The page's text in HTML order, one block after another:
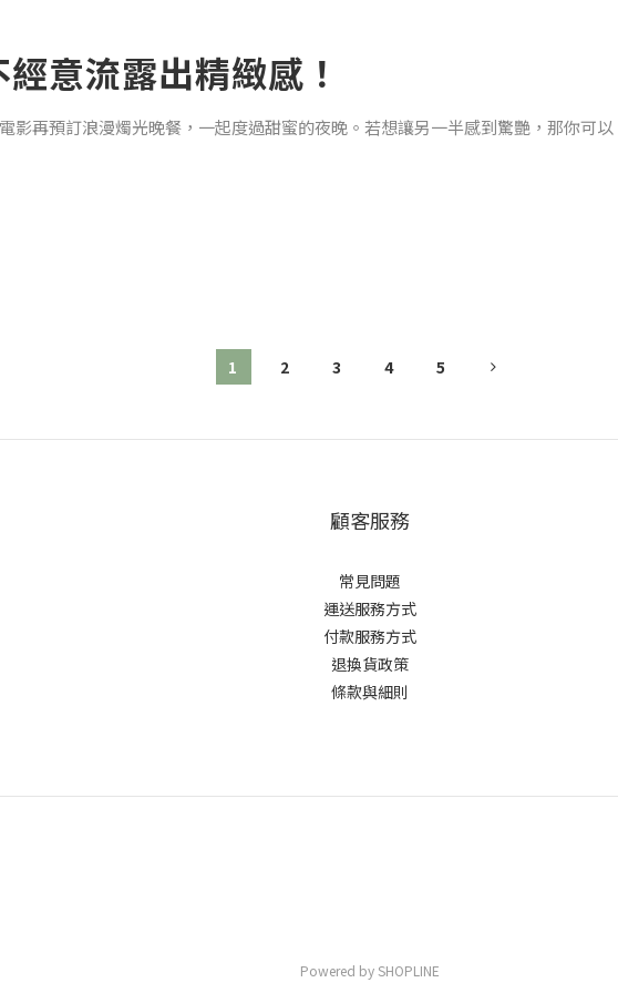
膚缺水產生脫皮問題，缺水時肌膚看起來比較沒有光澤，且上妝也較不服貼，適時
膚過度缺水悠~
意流露出精緻感！
影再預訂浪漫燭光晚餐，一起度過甜蜜的夜晚。若想讓另一半感到驚艷，那你可以
1 2 3 4 5
顧客服務
常見問題
運送服務方式
付款服務方式
退換貨政策
條款與細則
Powered by SHOPLINE